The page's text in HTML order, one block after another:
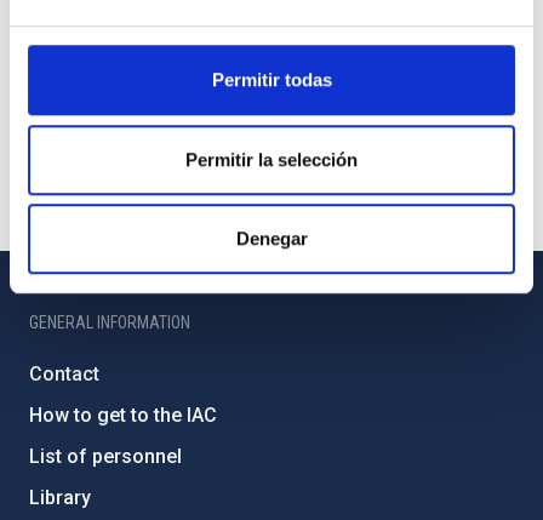
Permitir todas
Permitir la selección
Denegar
GENERAL INFORMATION
Contact
How to get to the IAC
List of personnel
Library